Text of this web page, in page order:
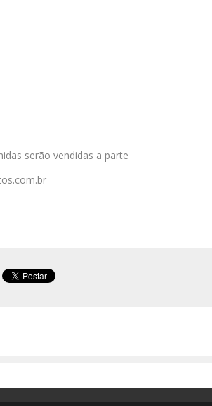
serão vendidas a parte